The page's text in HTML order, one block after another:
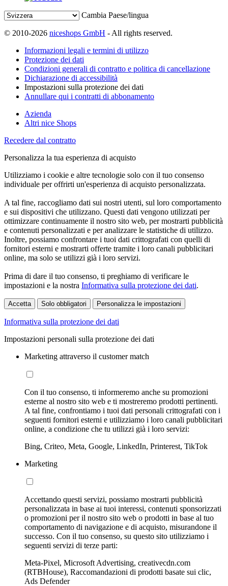
Cambia Paese/lingua
© 2010-2026 niceshops GmbH - All rights reserved.
Informazioni legali e termini di utilizzo
Protezione dei dati
Condizioni generali di contratto e politica di cancellazione
Dichiarazione di accessibilità
Impostazioni sulla protezione dei dati
Annullare qui i contratti di abbonamento
Azienda
Altri nice Shops
Recedere dal contratto
Personalizza la tua esperienza di acquisto
Utilizziamo i cookie e altre tecnologie solo con il tuo consenso
individuale per offrirti un'esperienza di acquisto personalizzata.
A tal fine, raccogliamo dati sui nostri utenti, sul loro comportamento
e sui dispositivi che utilizzano. Questi dati vengono utilizzati per
ottimizzare continuamente il nostro sito web, per mostrarti pubblicità
e contenuti personalizzati e per analizzare le statistiche di utilizzo.
Inoltre, possiamo confrontare i tuoi dati crittografati con quelli di
fornitori esterni e mostrarti offerte tramite i loro canali pubblicitari
online, ma solo se utilizzi già i loro servizi.
Prima di dare il tuo consenso, ti preghiamo di verificare le
impostazioni e la nostra Informativa sulla protezione dei dati.
Accetta Solo obbligatori Personalizza le impostazioni
Informativa sulla protezione dei dati
Impostazioni personali sulla protezione dei dati
Marketing attraverso il customer match
Con il tuo consenso, ti informeremo anche su promozioni
esterne al nostro sito web e ti mostreremo prodotti pertinenti.
A tal fine, confrontiamo i tuoi dati personali crittografati con i
seguenti fornitori esterni e utilizziamo i loro canali pubblicitari
online, a condizione che tu utilizzi già i loro servizi:
Bing, Criteo, Meta, Google, LinkedIn, Printerest, TikTok
Marketing
Accettando questi servizi, possiamo mostrarti pubblicità
personalizzata in base ai tuoi interessi, contenuti sponsorizzati
o promozioni per il nostro sito web o prodotti in base al tuo
comportamento di navigazione e di acquisto, misurandone il
successo. Con il tuo consenso, su questo sito utilizziamo i
seguenti servizi di terze parti:
Meta-Pixel, Microsoft Advertising, creativecdn.com
(RTBHouse), Raccomandazioni di prodotti basate sui clic,
Ads Defender